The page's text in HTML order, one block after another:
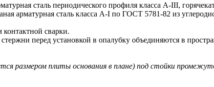
сталь периодического профиля класса A-III,
арматурная сталь класса A-I по ГОСТ 5781-82 из
сварки.
перед установкой в опалубку объединяются в
размером плиты основания в плане) под стойки